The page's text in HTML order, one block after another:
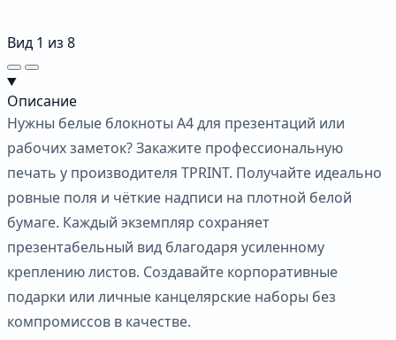
Вид 1 из 8
Описание
Нужны белые блокноты А4 для презентаций или
рабочих заметок? Закажите профессиональную
печать у производителя TPRINT. Получайте идеально
ровные поля и чёткие надписи на плотной белой
бумаге. Каждый экземпляр сохраняет
презентабельный вид благодаря усиленному
креплению листов. Создавайте корпоративные
подарки или личные канцелярские наборы без
компромиссов в качестве.